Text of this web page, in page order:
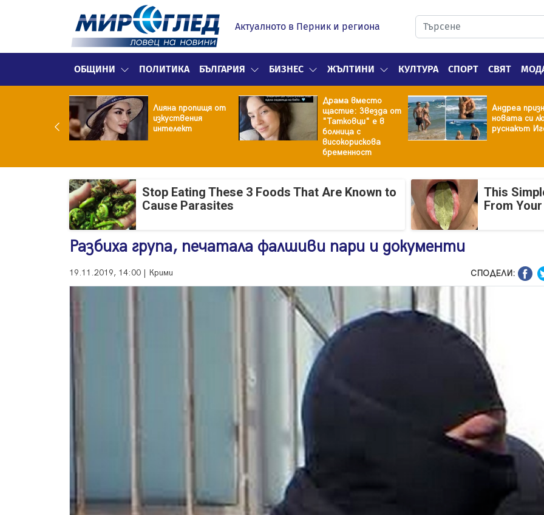
Актуалното в Перник и региона
ОБЩИНИ ПОЛИТИКА БЪЛГАРИЯ БИЗНЕС ЖЪЛТИНИ КУЛТУРА СПОРТ СВЯТ
Лияна пропищя от
изкуствения
интелект
Драма вместо
щастие: Звезда от
"Татковци" е в
болница с
високорискова
бременност
Андреа
новата си
руснакът
Stop Eating These 3 Foods That Are Known to
Cause Parasites
This
From
Разбиха група, печатала фалшиви пари и документи
19.11.2019, 14:00 | Крими СПОДЕЛИ: